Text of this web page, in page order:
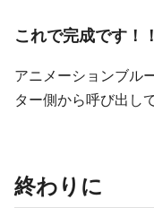
これで完成です！
アニメーションブル
ター側から呼び出し
終わりに